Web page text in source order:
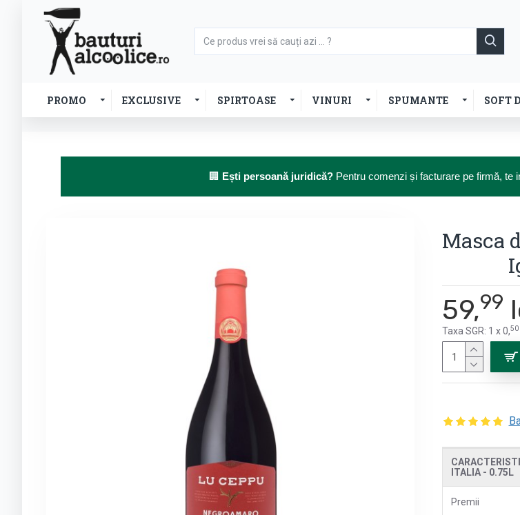
PROMO EXCLUSIVE SPIRTOASE VINURI SPUMANTE SOFT
🏢 Ești persoană juridică? Pentru comenzi și facturare pe firmă, te
Masca
59,99
Taxa SGR: 1 x 0,50
ITALIA - 0.75L
Premii